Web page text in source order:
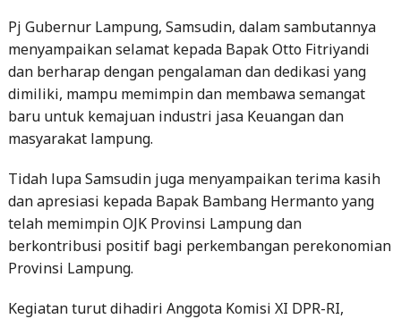
Pj Gubernur Lampung, Samsudin, dalam sambutannya
menyampaikan selamat kepada Bapak Otto Fitriyandi
dan berharap dengan pengalaman dan dedikasi yang
dimiliki, mampu memimpin dan membawa semangat
baru untuk kemajuan industri jasa Keuangan dan
masyarakat lampung.
Tidah lupa Samsudin juga menyampaikan terima kasih
dan apresiasi kepada Bapak Bambang Hermanto yang
telah memimpin OJK Provinsi Lampung dan
berkontribusi positif bagi perkembangan perekonomian
Provinsi Lampung.
Kegiatan turut dihadiri Anggota Komisi XI DPR-RI,